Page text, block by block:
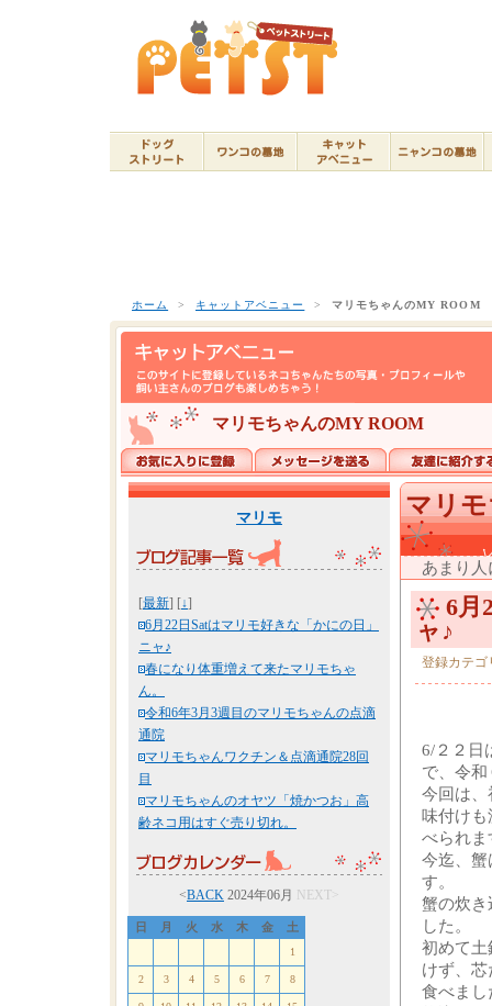
ホーム > キャットアベニュー > マリモちゃんのMY ROOM
マリモちゃんのMY ROOM
マリモ
[最新] [↓]
6月22日Satはマリモ好きな「かにの日」
ニャ♪
春になり体重増えて来たマリモちゃ
ん。
令和6年3月3週目のマリモちゃんの点滴
通院
マリモちゃんワクチン＆点滴通院28回
目
マリモちゃんのオヤツ「焼かつお」高
齢ネコ用はすぐ売り切れ。
<BACK 2024年06月 NEXT>
日 月 火 水 木 金 土
1
2 3 4 5 6 7 8
マリ
あまり
6月
ャ♪
登録カテゴ
6/２２日
で、令
今回は、
味付けも
べられま
今迄、蟹
す。
蟹の炊き
した。
初めて土
けず、
食べまし